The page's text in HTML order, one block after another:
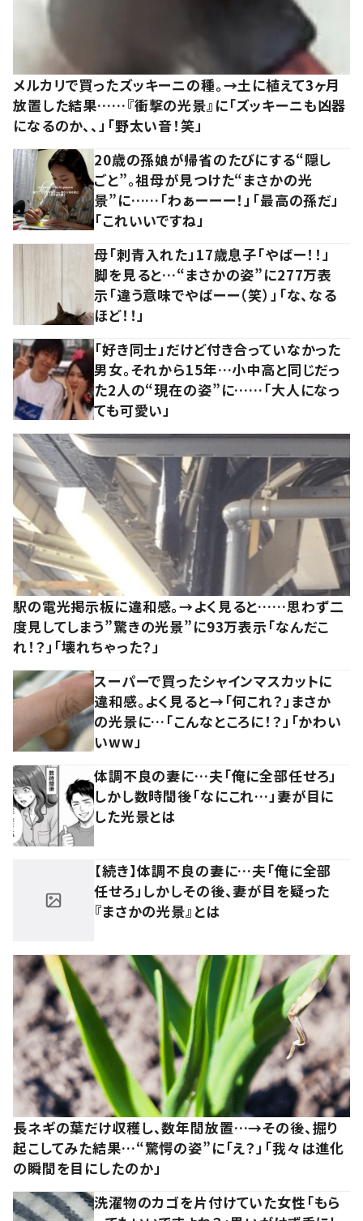
メルカリで買ったズッキーニの種。→土に植えて3ヶ月
放置した結果……『衝撃の光景』に「ズッキーニも凶器
になるのか、、」「野太い音！笑」
20歳の孫娘が帰省のたびにする“隠し
ごと”。祖母が見つけた“まさかの光
景”に……「わぁーーー！」「最高の孫だ」
「これいいですね」
母「刺青入れた」17歳息子「やばー！！」
脚を見ると…“まさかの姿”に277万表
示「違う意味でやばーー（笑）」「な、なる
ほど！！」
「好き同士」だけど付き合っていなかった
男女。それから15年…小中高と同じだっ
た2人の“現在の姿”に……「大人になっ
ても可愛い」
駅の電光掲示板に違和感。→よく見ると……思わず二
度見してしまう”驚きの光景”に93万表示「なんだこ
れ！？」「壊れちゃった？」
スーパーで買ったシャインマスカットに
違和感。よく見ると→「何これ？」まさか
の光景に…「こんなところに！？」「かわい
いww」
体調不良の妻に…夫「俺に全部任せろ」
しかし数時間後「なにこれ…」妻が目に
した光景とは
【続き】体調不良の妻に…夫「俺に全部
任せろ」しかしその後、妻が目を疑った
『まさかの光景』とは
長ネギの葉だけ収穫し、数年間放置…→その後、掘り
起こしてみた結果…“驚愕の姿”に「え？」「我々は進化
の瞬間を目にしたのか」
洗濯物のカゴを片付けていた女性「もら